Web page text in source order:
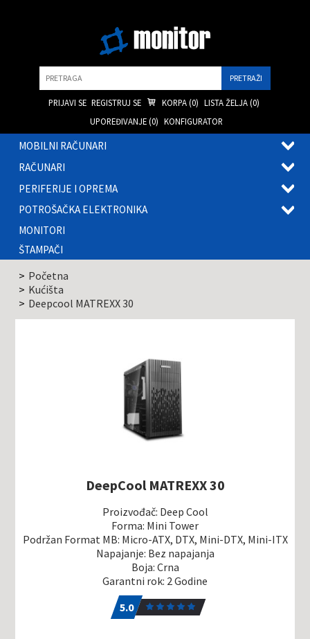
PRIJAVI SE REGISTRUJ SE KORPA (0) LISTA ŽELJA (0)
UPOREĐIVANJE (0) KONFIGURATOR
MOBILNI RAČUNARI
RAČUNARI
PERIFERIJE I OPREMA
POTROŠAČKA ELEKTRONIKA
MONITORI
ŠTAMPAČI
Početna
Kućišta
Deepcool MATREXX 30
DeepCool MATREXX 30
Proizvođač: Deep Cool
Forma: Mini Tower
Podržan Format MB: Micro-ATX, DTX, Mini-DTX, Mini-ITX
Napajanje: Bez napajanja
Boja: Crna
Garantni rok: 2 Godine
5.0